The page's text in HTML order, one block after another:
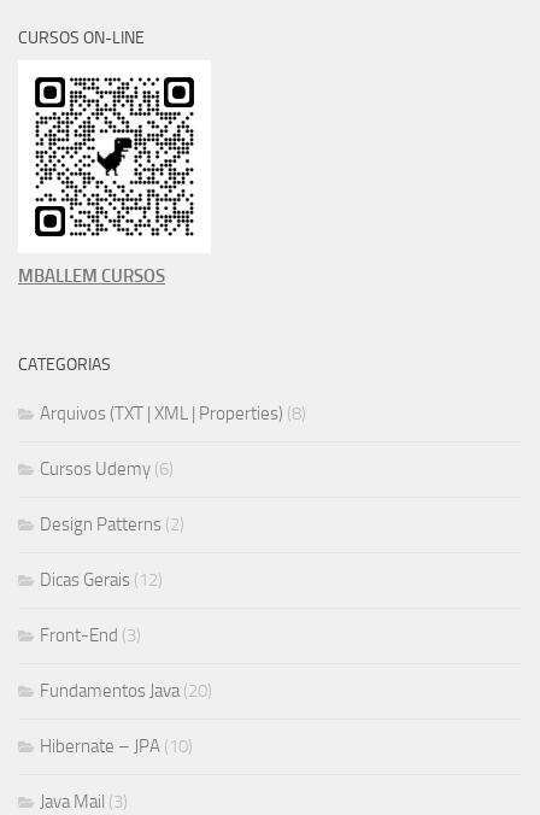
CURSOS ON-LINE
MBALLEM CURSOS
CATEGORIAS
Arquivos (TXT | XML | Properties) (8)
Cursos Udemy (6)
Design Patterns (2)
Dicas Gerais (12)
Front-End (3)
Fundamentos Java(20)
Hibernate – JPA (10)
Java Mail (3)